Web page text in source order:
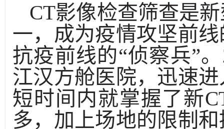
CT影像检查筛查是
一，成为疫情攻坚前
抗疫前线的“侦察兵”
江汉方舱医院，迅速
短时间内就掌握了新
多，加上场地的限制